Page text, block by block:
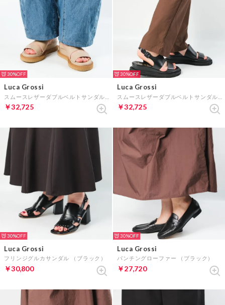
30%
Luca Grossi
￥32,725
30%
Luca Grossi
￥32,725
30%
Luca Grossi
フリンジグルカサンダル （ブラック）
￥30,800
30%
Luca Grossi
パンチングローファー （ブラック）
￥27,720